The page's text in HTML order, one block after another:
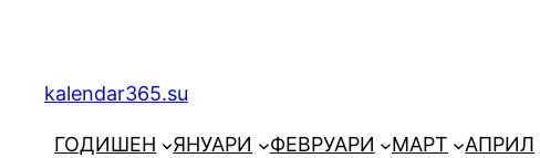
kalendar365.su
ГОДИШЕН ЯНУАРИ ФЕВРУАРИ МАРТ АПРИЛ